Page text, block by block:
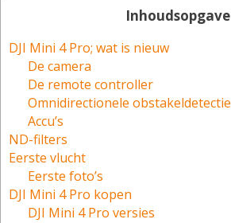
Inhoudsopgave
DJI Mini 4 Pro; wat is nieuw
De camera
De remote controller
Omnidirectionele obstakeldetectie
Accu’s
ND-filters
Eerste vlucht
Eerste foto’s
DJI Mini 4 Pro kopen
DJI Mini 4 Pro versies